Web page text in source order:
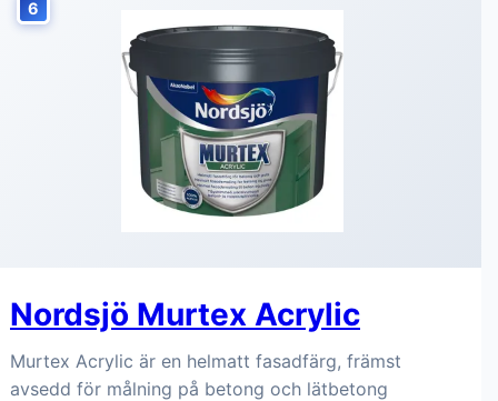
6
Nordsjö Murtex Acrylic
Murtex Acrylic är en helmatt fasadfärg, främst
avsedd för målning på betong och lätbetong